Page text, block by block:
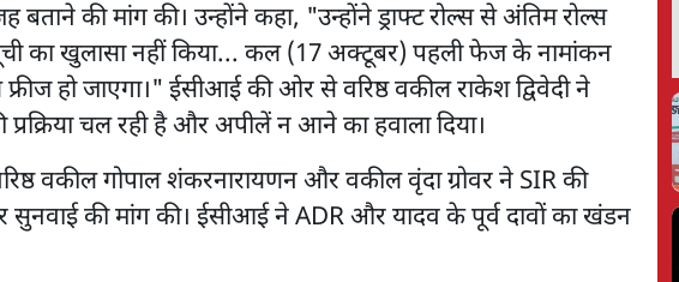
की मांग की। उन्होंने कहा, "उन्होंने ड्राफ्ट रोल्स से अंतिम रोल्स
का खुलासा नहीं किया... कल (17 अक्टूबर) पहली फेज के नामांकन
हो जाएगा।" ईसीआई की ओर से वरिष्ठ वकील राकेश द्विवेदी ने
चल रही है और अपीलें न आने का हवाला दिया।
वकील गोपाल शंकरनारायणन और वकील वृंदा ग्रोवर ने SIR की
सुनवाई की मांग की। ईसीआई ने ADR और यादव के पूर्व दावों का खंडन